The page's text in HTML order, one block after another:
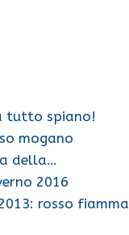
tutto spiano!
mogano
della…
2016
rosso fiamma